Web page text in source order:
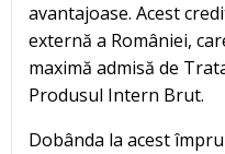
avantajoase. Acest
externă a României,
maximă admisă de
Produsul Intern Brut.
Dobânda la acest